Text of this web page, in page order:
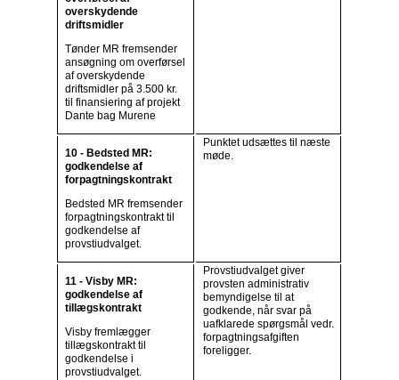
overskydende
driftsmidler
Tønder MR fremsender
ansøgning om overførsel
af overskydende
driftsmidler på 3.500 kr.
til finansiering af projekt
Dante bag Murene
10 - Bedsted MR:
godkendelse af
forpagtningskontrakt
Bedsted MR fremsender
forpagtningskontrakt til
godkendelse af
provstiudvalget.
Punktet udsættes til næste
møde.
11 - Visby MR:
godkendelse af
tillægskontrakt
Visby fremlægger
tillægskontrakt til
godkendelse i
provstiudvalget.
Provstiudvalget giver
provsten administrativ
bemyndigelse til at
godkende, når svar på
uafklarede spørgsmål vedr.
forpagtningsafgiften
foreligger.